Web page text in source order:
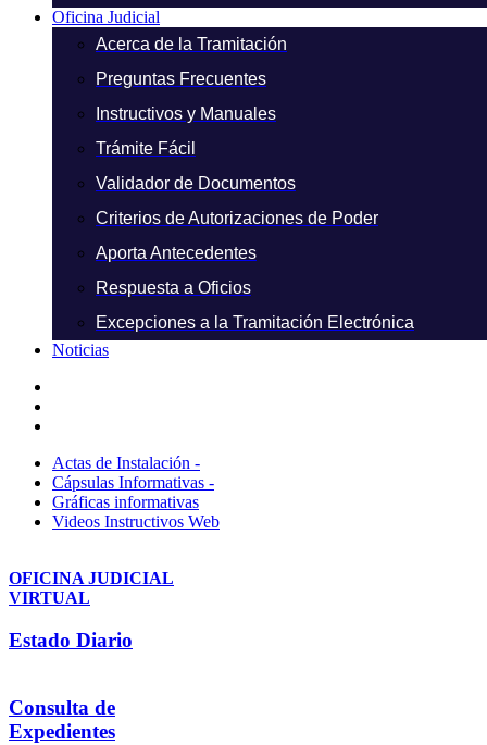
Oficina Judicial
Acerca de la Tramitación
Preguntas Frecuentes
Instructivos y Manuales
Trámite Fácil
Validador de Documentos
Criterios de Autorizaciones de Poder
Aporta Antecedentes
Respuesta a Oficios
Excepciones a la Tramitación Electrónica
Noticias
Actas de Instalación -
Cápsulas Informativas -
Gráficas informativas
Videos Instructivos Web
OFICINA JUDICIAL
VIRTUAL
Estado Diario
Consulta de
Expedientes